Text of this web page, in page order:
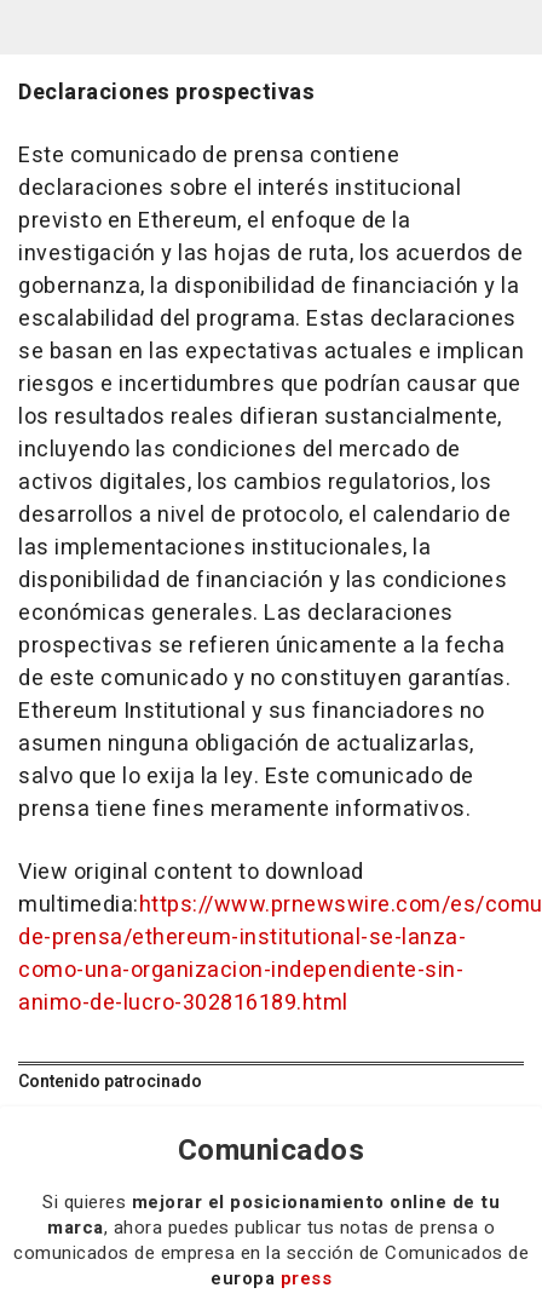
Declaraciones prospectivas
Este comunicado de prensa contiene
declaraciones sobre el interés institucional
previsto en Ethereum, el enfoque de la
investigación y las hojas de ruta, los acuerdos de
gobernanza, la disponibilidad de financiación y la
escalabilidad del programa. Estas declaraciones
se basan en las expectativas actuales e implican
riesgos e incertidumbres que podrían causar que
los resultados reales difieran sustancialmente,
incluyendo las condiciones del mercado de
activos digitales, los cambios regulatorios, los
desarrollos a nivel de protocolo, el calendario de
las implementaciones institucionales, la
disponibilidad de financiación y las condiciones
económicas generales. Las declaraciones
prospectivas se refieren únicamente a la fecha
de este comunicado y no constituyen garantías.
Ethereum Institutional y sus financiadores no
asumen ninguna obligación de actualizarlas,
salvo que lo exija la ley. Este comunicado de
prensa tiene fines meramente informativos.
View original content to download
multimedia:https://www.prnewswire.com/es/
de-prensa/ethereum-institutional-se-lanza-
como-una-organizacion-independiente-sin-
animo-de-lucro-302816189.html
Contenido patrocinado
Comunicados
Si quieres mejorar el posicionamiento online de tu
marca, ahora puedes publicar tus notas de prensa o
comunicados de empresa en la sección de Comunicados de
europa press